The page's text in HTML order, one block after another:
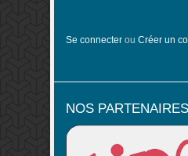
Se connecter ou Créer un
NOS PARTENAIRES